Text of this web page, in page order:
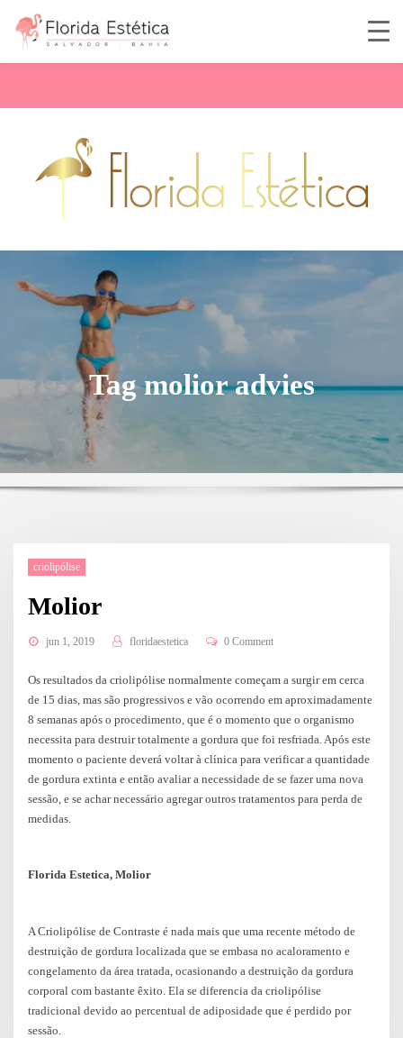
Tag molior advies
criolipólise
Molior
jun 1, 2019 floridaestetica 0 Comment
Os resultados da criolipólise normalmente começam a surgir em cerca
de 15 dias, mas são progressivos e vão ocorrendo em aproximadamente
8 semanas após o procedimento, que é o momento que o organismo
necessita para destruir totalmente a gordura que foi resfriada. Após este
momento o paciente deverá voltar à clínica para verificar a quantidade
de gordura extinta e então avaliar a necessidade de se fazer uma nova
sessão, e se achar necessário agregar outros tratamentos para perda de
medidas.
Florida Estetica, Molior
A Criolipólise de Contraste é nada mais que uma recente método de
destruição de gordura localizada que se embasa no acaloramento e
congelamento da área tratada, ocasionando a destruição da gordura
corporal com bastante êxito. Ela se diferencia da criolipólise
tradicional devido ao percentual de adiposidade que é perdido por
sessão.